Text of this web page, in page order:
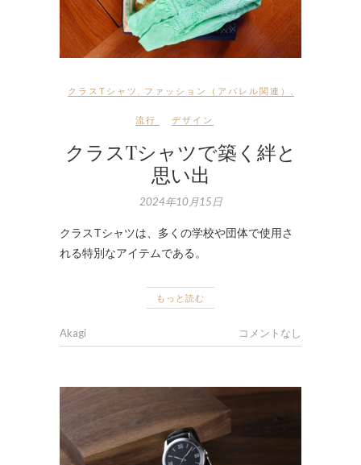
クラスTシャツ ファッション（アパレル関連）
流行 デザイン
クラスTシャツで築く絆と
思い出
2024年10月15日
クラスTシャツは、多くの学校や団体で使用さ
れる特別なアイテムである。
もっと読む
Akagi コメントなし